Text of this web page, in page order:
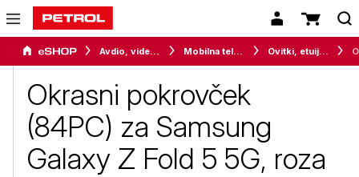
Avdio, video in telefonija Mobilna telefonija Ovitki, etuiji, torbice in držala
Okrasni pokrovček
(84PC) za Samsung
Galaxy Z Fold 5 5G, roza